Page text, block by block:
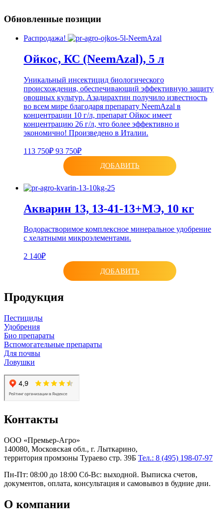
Обновленные позиции
Распродажа!
Ойкос, КС (NeemAzal), 5 л
Уникальный инсектицид биологического
происхождения, обеспечивающий эффективную защиту
овощных культур. Азадирахтин получило известность
во всем мире благодаря препарату NeemAzal в
концентрации 10 г/л, препарат Ойкос имеет
концентрацию 26 г/л, что более эффективно и
экономично! Произведено в Италии.
113 750₽ 93 750₽
ДОБАВИТЬ
Акварин 13, 13-41-13+МЭ, 10 кг
Водорастворимое комплексное минеральное удобрение
с хелатными микроэлементами.
2 140₽
ДОБАВИТЬ
Продукция
Пестициды
Удобрения
Био препараты
Вспомогательные препараты
Для почвы
Ловушки
Контакты
ООО «Премьер-Агро»
140080, Московская обл., г. Лыткарино,
территория промзоны Тураево стр. 39Б Тел.: 8 (495) 198-07-97
Пн-Пт: 08:00 до 18:00 Сб-Вс: выходной. Выписка счетов,
документов, оплата, консультация и самовывоз в будние дни.
О компании